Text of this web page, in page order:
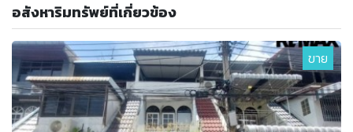
อสังหาริมทรัพย์ที่เกี่ยวข้อง
ขาย